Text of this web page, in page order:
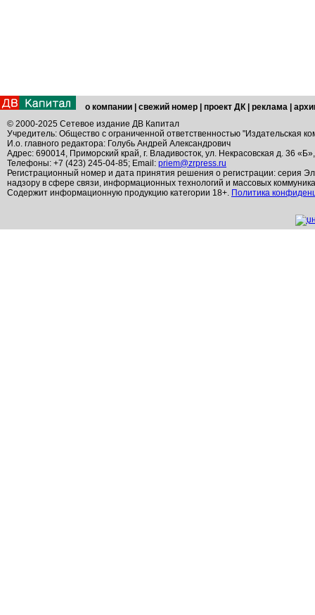
о компании свежий номер проект ДК реклама
© 2000-2025 Сетевое издание ДВ Капитал
Учредитель: Общество с ограниченной ответственностью "Издательская
И.о. главного редактора: Голубь Андрей Александрович
Адрес: 690014, Приморский край, г. Владивосток, ул. Некрасовская д. 36
Телефоны: +7 (423) 245-04-85; Email: priem@zrpress.ru
Регистрационный номер и дата принятия решения о регистрации: серия
надзору в сфере связи, информационных технологий и массовых
Содержит информационную продукцию категории 18+. Политика